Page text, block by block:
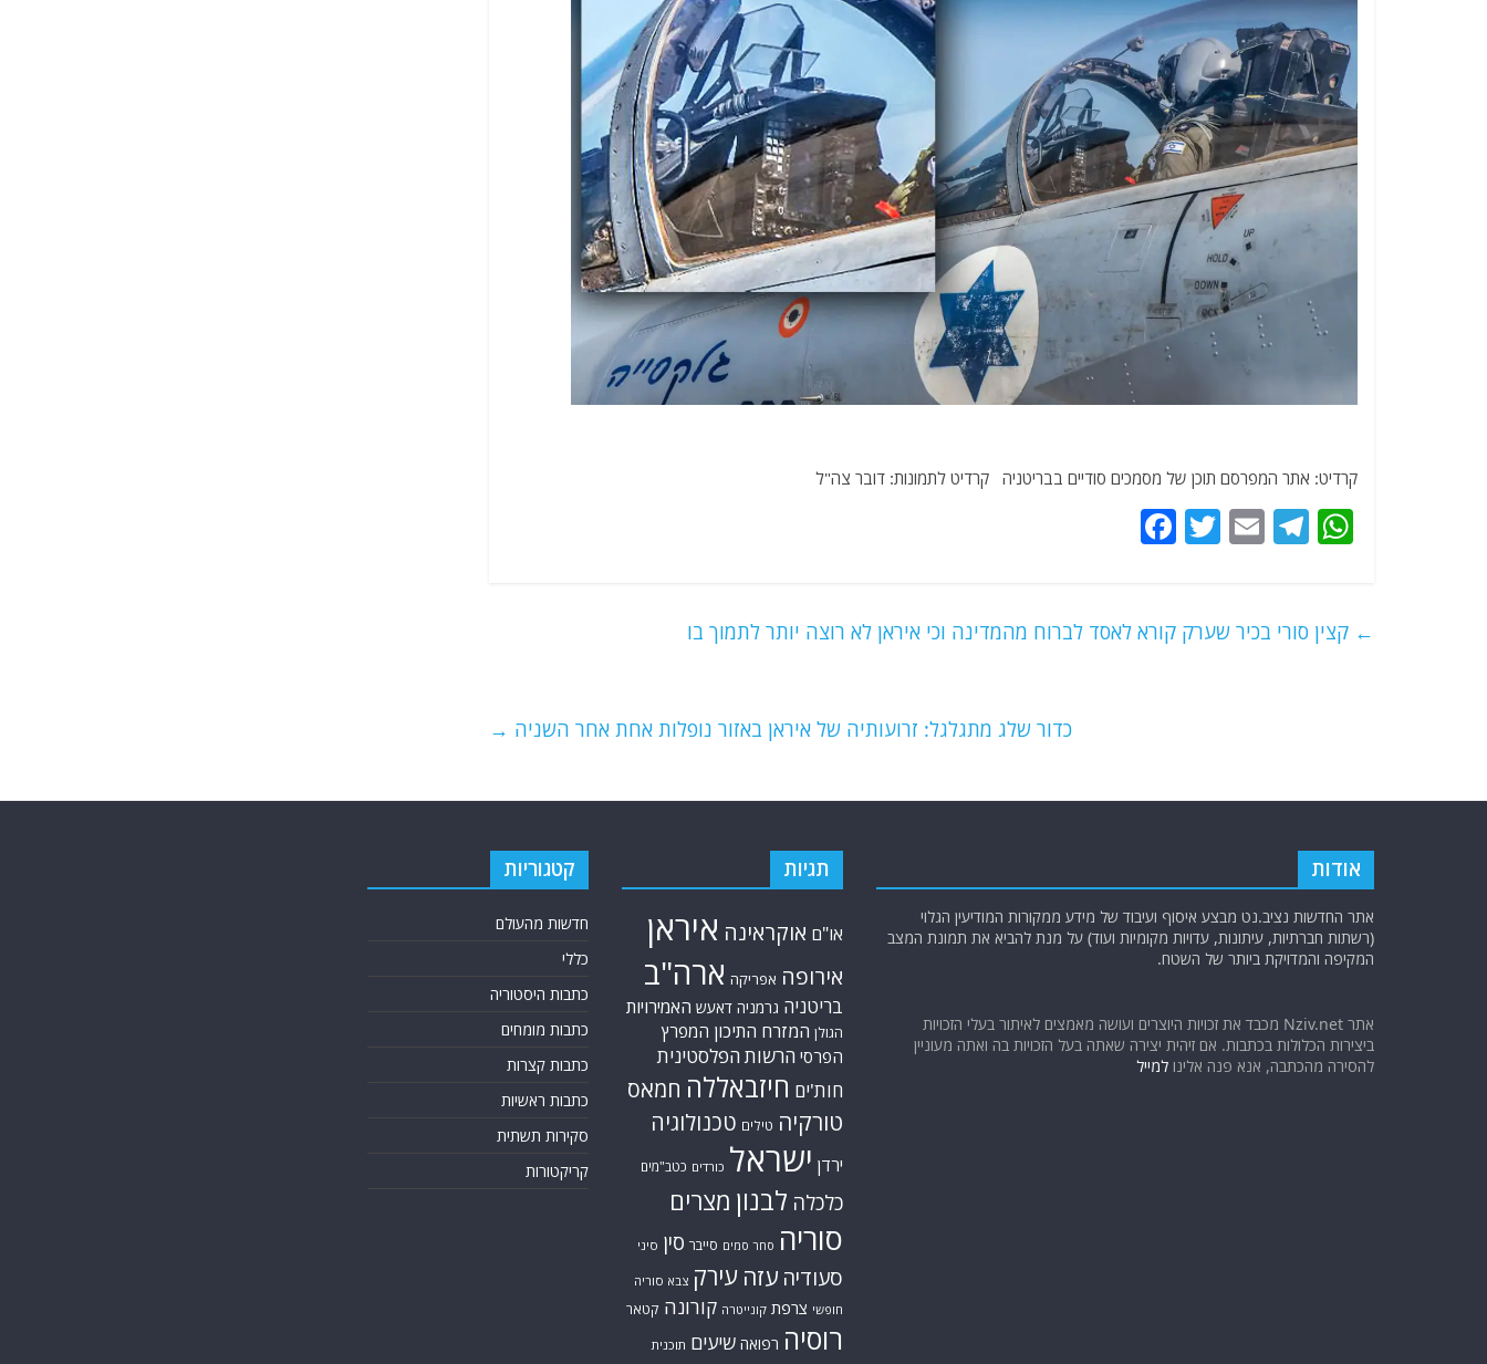
קרדיט: אתר המפרסם תוכן של מסמכים סודיים בבריטניה קרדיט לתמונות: דובר צה"ל
W
s
T
g
E
l
T
er
e ← קצין סורי בכיר שערק קורא לאסד לברוח מהמדינה וכי איראן לא רוצה יותר לתמוך בו
כדור שלג מתגלגל: זרועותיה של איראן באזור נופלות אחת אחר השניה →
אודות
אתר החדשות נציב.נט מבצע איסוף ועיבוד של מידע ממקורות המודיעין הגלוי
(רשתות חברתיות, עיתונות, עדויות מקומיות ועוד) על מנת להביא את תמונת המצב
המקיפה והמדויקת ביותר של השטח.
אתר Nziv.net מכבד את זכויות היוצרים ועושה מאמצים לאיתור בעלי הזכויות
ביצירות הכלולות בכתבות. אם זיהית יצירה שאתה בעל הזכויות בה ואתה מעוניין
להסירה מהכתבה, אנא פנה אלינו למייל
תגיות
או"ם אוקראינה איראן
אירופה אפריקה ארה"ב
בריטניה גרמניה דאעש האמירויות
הגולן המזרח התיכון המפרץ
הפרסי הרשות הפלסטינית
חות'ים חיזבאללה חמאס
טורקיה טילים טכנולוגיה
ירדן ישראל כורדים כטב"מים
כלכלה לבנון מצרים
סוריה סחר סמים סייבר סין סיני
סעודיה עזה עירק צבא סוריה
חופשי צרפת קונייטרה קורונה קטאר
רוסיה רפואה שיעים תוכנית
קטגוריות
חדשות מהעולם
כללי
כתבות היסטוריה
כתבות מומחים
כתבות קצרות
כתבות ראשיות
סקירות תשתית
קריקטורות